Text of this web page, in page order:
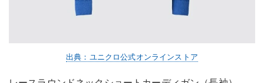
出典：ユニクロ公式オンラインストア